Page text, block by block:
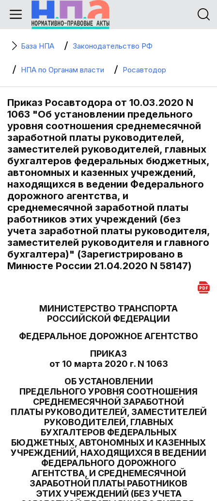
База НПА Законодательство РФ
НПА по Органам власти Росавтодор
Приказ Росавтодора от 10.03.2020 N
1063 "Об установлении предельного
уровня соотношения среднемесячной
заработной платы руководителей,
заместителей руководителей, главных
бухгалтеров федеральных бюджетных,
автономных и казенных учреждений,
находящихся в ведении Федерального
дорожного агентства, и
среднемесячной заработной платы
работников этих учреждений (без
учета заработной платы руководителя,
заместителей руководителя и главного
бухгалтера)" (Зарегистрировано в
Минюсте России 21.04.2020 N 58147)
МИНИСТЕРСТВО ТРАНСПОРТА
РОССИЙСКОЙ ФЕДЕРАЦИИ
ФЕДЕРАЛЬНОЕ ДОРОЖНОЕ АГЕНТСТВО
ПРИКАЗ
от 10 марта 2020 г. N 1063
ОБ УСТАНОВЛЕНИИ
ПРЕДЕЛЬНОГО УРОВНЯ СООТНОШЕНИЯ
СРЕДНЕМЕСЯЧНОЙ ЗАРАБОТНОЙ
ПЛАТЫ РУКОВОДИТЕЛЕЙ, ЗАМЕСТИТЕЛЕЙ
РУКОВОДИТЕЛЕЙ, ГЛАВНЫХ
БУХГАЛТЕРОВ ФЕДЕРАЛЬНЫХ
БЮДЖЕТНЫХ, АВТОНОМНЫХ И КАЗЕННЫХ
УЧРЕЖДЕНИЙ, НАХОДЯЩИХСЯ В ВЕДЕНИИ
ФЕДЕРАЛЬНОГО ДОРОЖНОГО
АГЕНТСТВА, И СРЕДНЕМЕСЯЧНОЙ
ЗАРАБОТНОЙ ПЛАТЫ РАБОТНИКОВ
ЭТИХ УЧРЕЖДЕНИЙ (БЕЗ УЧЕТА